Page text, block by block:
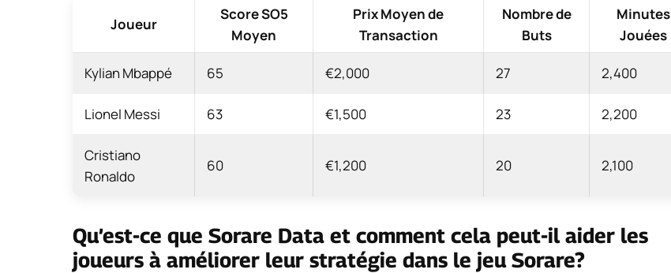
Joueur
Score SO5
Moyen
Prix Moyen de
Transaction
Nombre de
Buts
Minutes
Jouées
Kylian Mbappé 65 €2,000 27 2,400
Lionel Messi 63 €1,500 23 2,200
Cristiano
Ronaldo
60 €1,200 20 2,100
Qu’est-ce que Sorare Data et comment cela peut-il aider les
joueurs à améliorer leur stratégie dans le jeu Sorare?